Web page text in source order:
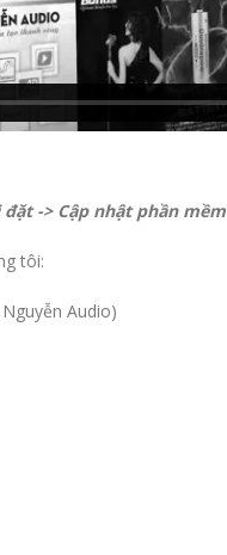
đặt -> Cập nhật phần mềm
tôi:
Audio)